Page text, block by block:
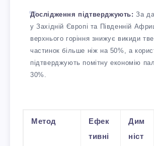
Дослідження підтверджують: За
у Західній Європі та Південній
верхнього горіння знижує викиди
частинок більше ніж на 50%, а
підтверджують помітну економію
30%.
Метод
Ефек
тивні
Дим
ніст